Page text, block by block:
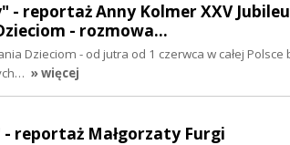
reportaż Anny Kolmer XXV
- rozmowa…
Dzieciom - od jutra od 1 czerwca w całej Polsce
» więcej
reportaż Małgorzaty Furgi